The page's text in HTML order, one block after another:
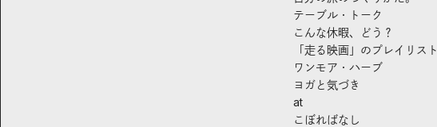
テーブル・トーク
こんな休暇、どう？
「走る映画」のプレイリスト
ワンモア・ハーブ
ヨガと気づき
at
こぼればなし